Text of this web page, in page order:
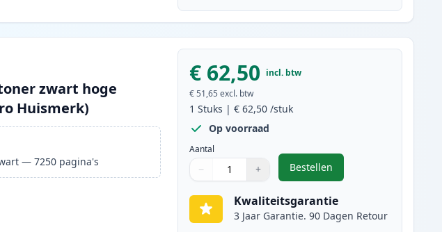
zwart hoge
Huismerk)
—7250 pagina's
€ 62,50 incl. btw
€ 51,65 excl. btw
1 Stuks |€ 62,50 /stuk
Op voorraad
Aantal
Aantal
Gebruik de knoppen om aan te passen
− +
Aantal 1
Bestellen
,Brother TN423BK toner
Kwaliteitsgarantie
3 Jaar Garantie. 90 Dagen Retour